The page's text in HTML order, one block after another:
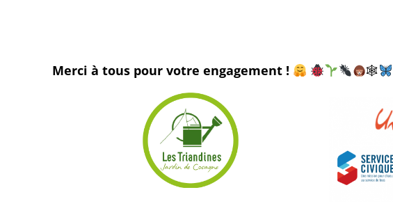
Merci à tous pour votre engagement ! 🕸